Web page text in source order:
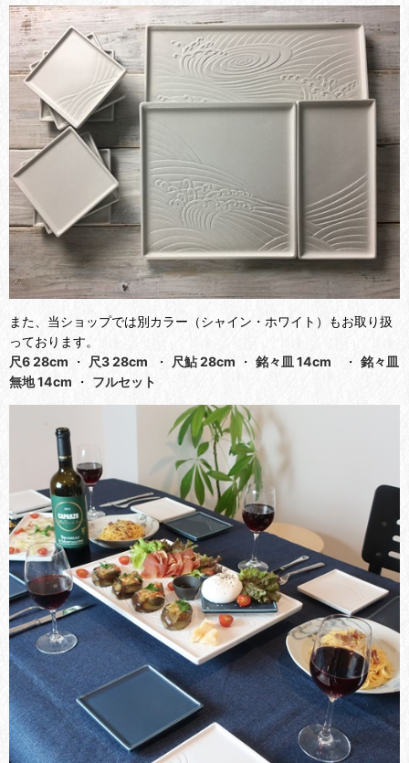
また、当ショップでは別カラー（シャイン・ホワイト）もお取り扱
っております。
尺6 28cm ・ 尺3 28cm ・ 尺鮎 28cm ・ 銘々皿 14cm ・ 銘々皿
無地 14cm ・ フルセット